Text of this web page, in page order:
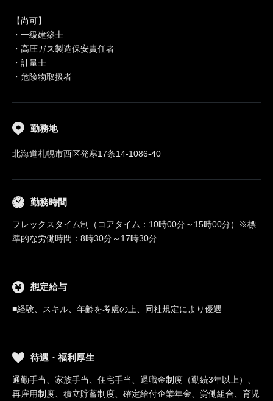
【尚可】
・一級建築士
・高圧ガス製造保安責任者
・計量士
・危険物取扱者
勤務地
北海道札幌市西区発寒17条14-1086-40
勤務時間
フレックスタイム制（コアタイム：10時00分～15時00分）※標
準的な労働時間：8時30分～17時30分
想定給与
■経験、スキル、年齢を考慮の上、同社規定により優遇
待遇・福利厚生
通勤手当、家族手当、住宅手当、退職金制度（勤続3年以上）、
再雇用制度、積立貯蓄制度、確定給付企業年金、労働組合、育児